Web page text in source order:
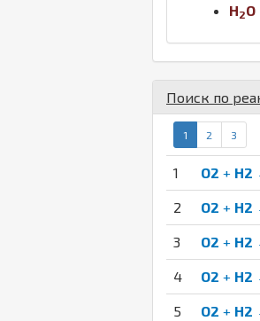
H2O
Поиск по
1 2 3
1 O2 + H2
2 O2 + H2
3 O2 + H2
4 O2 + H2
5 O2 + H2